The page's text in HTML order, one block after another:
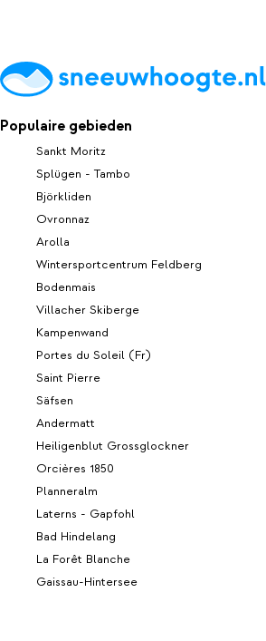
Populaire gebieden
Sankt Moritz
Splügen - Tambo
Björkliden
Ovronnaz
Arolla
Wintersportcentrum Feldberg
Bodenmais
Villacher Skiberge
Kampenwand
Portes du Soleil (Fr)
Saint Pierre
Säfsen
Andermatt
Heiligenblut Grossglockner
Orcières 1850
Planneralm
Laterns - Gapfohl
Bad Hindelang
La Forêt Blanche
Gaissau-Hintersee